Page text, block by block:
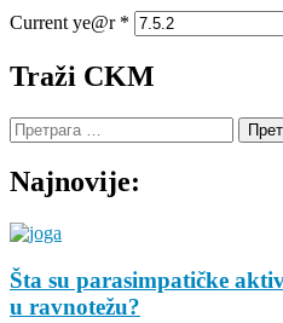
Current ye@r *
Traži CKM
Претрага
за:
Najnovije:
Šta su parasimpatičke
u ravnotežu?